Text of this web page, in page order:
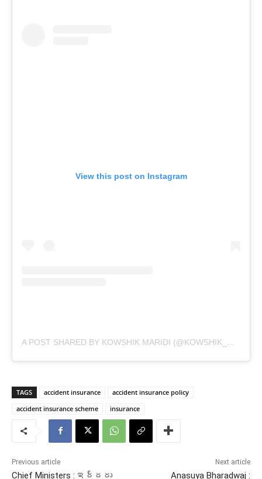
View this post on Instagram
A POST SHARED BY KOWSHIK MARIDI (@KOWSHIK_MARIDI)
TAGS accident insurance
accident insurance policy
accident insurance scheme
insurance
Previous article
Chief Ministers : ఇద్దరు
Next article
Anasuya Bharadwaj :